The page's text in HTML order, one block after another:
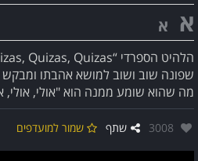
א א
שפונה שוב ושוב למושא אהבתו
מה שהוא שומע ממנה הוא "אולי, אולי,
אהבו:
3008 שתף שמור למועדפים